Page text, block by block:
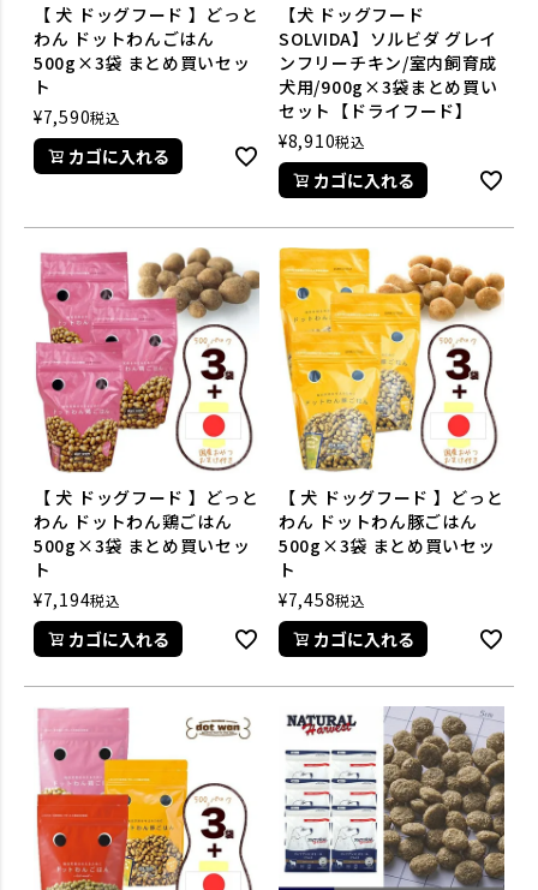
【 犬 ドッグフード 】どっと
わん ドットわんごはん
500g×3袋 まとめ買いセッ
ト
¥7,590税込
カゴに入れる
【犬 ドッグフード
SOLVIDA】ソルビダ グレイ
ンフリーチキン/室内飼育成
犬用/900g×3袋まとめ買い
セット【ドライフード】
¥8,910税込
カゴに入れる
【 犬 ドッグフード 】どっと
わん ドットわん鶏ごはん
500g×3袋 まとめ買いセッ
ト
¥7,194税込
カゴに入れる
【 犬 ドッグフード 】どっと
わん ドットわん豚ごはん
500g×3袋 まとめ買いセッ
ト
¥7,458税込
カゴに入れる